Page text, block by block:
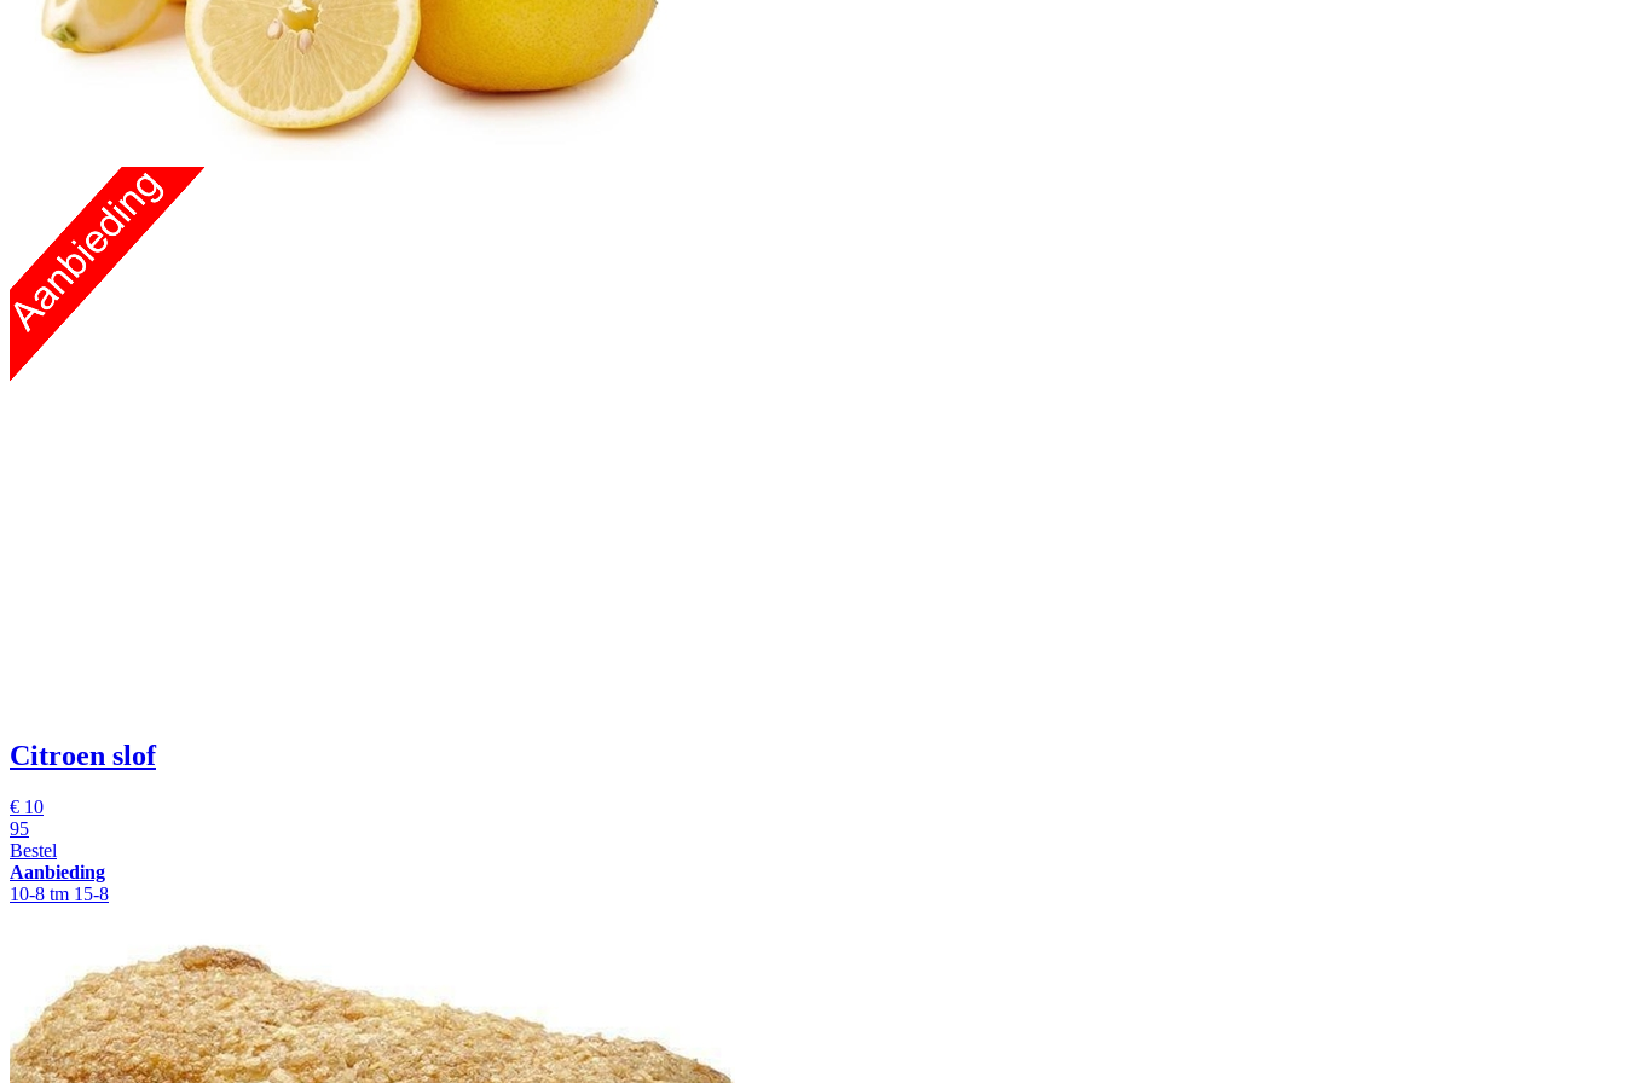
Citroen slof
€ 10
95
Bestel
Aanbieding
10-8 tm 15-8